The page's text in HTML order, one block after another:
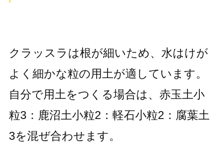
クラッスラは根が細いため、水はけが
よく細かな粒の用土が適しています。
自分で用土をつくる場合は、赤玉土小
粒3：鹿沼土小粒2：軽石小粒2：腐葉土
3を混ぜ合わせます。